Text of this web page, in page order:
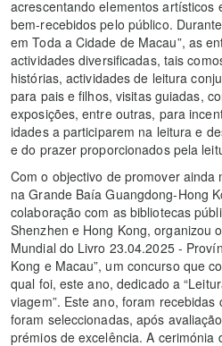
acrescentando elementos artísticos
bem-recebidos pelo público.
em Toda a Cidade de Macau”, as
actividades diversificadas, tais
histórias, actividades de leitura
para pais e filhos, visitas guiadas,
exposições, entre outras, para
idades a participarem na leitura e
e do prazer proporcionados pela
Com o objectivo de promover ainda
na Grande Baía Guangdong-Hong
colaboração com as bibliotecas
Shenzhen e Hong Kong, organizou
Mundial do Livro 23.04.2025 -
Kong e Macau”, um concurso que
qual foi, este ano, dedicado a
viagem”. Este ano, foram
foram seleccionadas, após
prémios de excelência. A cerimónia